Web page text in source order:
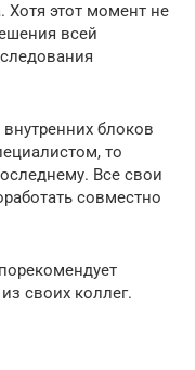
Хотя этот момент не
всей
блоков
то
Все свои
совместно
своих коллег.